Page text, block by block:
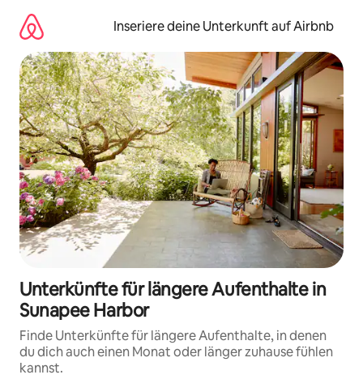
Inhalten
springen
Inseriere deine Unterkunft auf Airbnb
Unterkünfte für längere Aufenthalte in
Sunapee Harbor
Finde Unterkünfte für längere Aufenthalte, in denen
du dich auch einen Monat oder länger zuhause fühlen
kannst.